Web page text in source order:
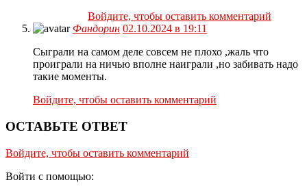
Войдите, чтобы оставить комментарий
Фандорин 02.10.2024 в 19:11
Сыграли на самом деле совсем не плохо ,жаль что
проиграли на ничью вполне наиграли ,но забивать надо
такие моменты.
Войдите, чтобы оставить комментарий
ОСТАВЬТЕ ОТВЕТ
Войдите, чтобы оставить комментарий
Войти с помощью: